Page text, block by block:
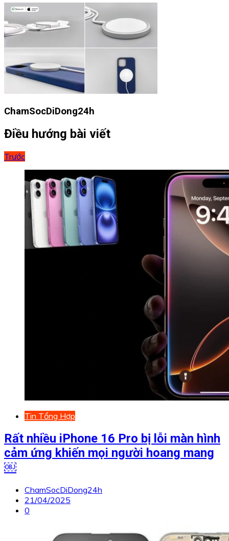
ChamSocDiDong24h
Điều hướng bài viết
Trước
Tin Tổng Hợp
Rất nhiều iPhone 16 Pro bị lỗi màn hình
cảm ứng khiến mọi người hoang mang
￼
ChamSocDiDong24h
21/04/2025
0